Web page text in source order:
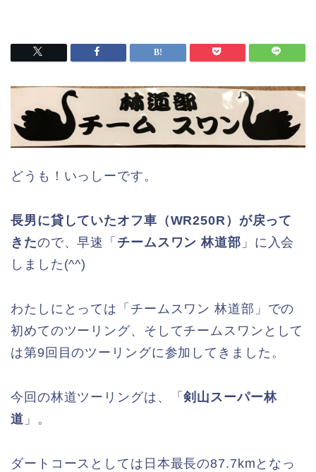
どうも！いっしーです。
長男に貸していたオフ車（WR250R）が戻って
きたので、早速「 チームスワン 林道部 」に入会
しました(^^)
わたしにとっては「チームスワン 林道部」での
初めてのツーリング、そしてチームスワンとして
は第9回目のツーリングに参加してきました。
今回の林道ツーリングは、「剣山スーパー林
道 」。
ダートコースとしては日本最長の87.7kmとなっ